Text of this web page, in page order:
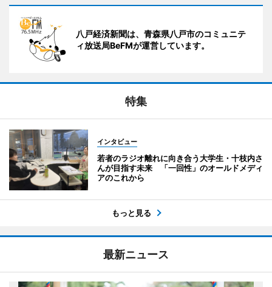
八戸経済新聞は、青森県八戸市のコミュニテ
ィ放送局BeFMが運営しています。
特集
インタビュー
若者のラジオ離れに向き合う大学生・十枝内さ
んが目指す未来 「一回性」のオールドメディ
アのこれから
もっと見る
最新ニュース